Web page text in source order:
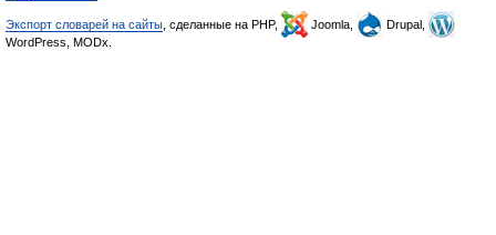
Экспорт словарей на сайты , сделанные на PHP, Joomla,
Drupal,
WordPress, MODx.